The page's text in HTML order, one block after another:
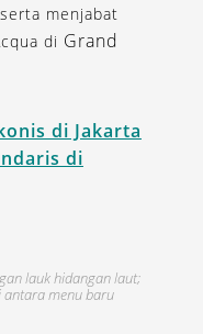
menjabat
di Grand
di Jakarta
di
lauk hidangan laut;
antara menu baru